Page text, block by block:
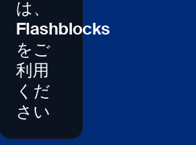
は、
Flashblocks
をご
利用
くだ
さい